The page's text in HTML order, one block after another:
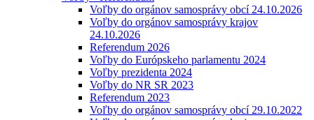
Voľby do orgánov samosprávy obcí 24.10.2026
Voľby do orgánov samosprávy krajov
24.10.2026
Referendum 2026
Voľby do Európskeho parlamentu 2024
Voľby prezidenta 2024
Voľby do NR SR 2023
Referendum 2023
Voľby do orgánov samosprávy obcí 29.10.2022